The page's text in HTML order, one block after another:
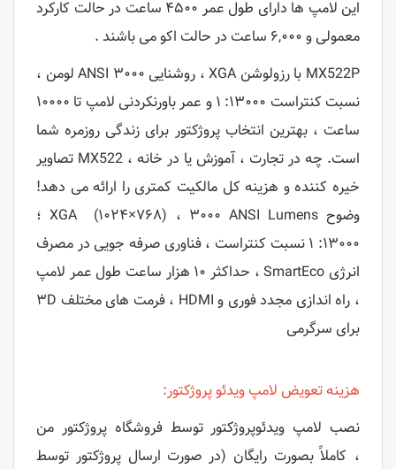
این لامپ ها دارای طول عمر ۴۵۰۰ ساعت در حالت کارکرد
معمولی و ۶,۰۰۰ ساعت در حالت اکو می باشند .
MX522P با رزولوشن XGA ، روشنایی ۳۰۰۰ ANSI لومن ،
نسبت کنتراست ۱۳۰۰۰: ۱ و عمر باورنکردنی لامپ تا ۱۰۰۰۰
ساعت ، بهترین انتخاب پروژکتور برای زندگی روزمره شما
است. چه در تجارت ، آموزش یا در خانه ، MX522 تصاویر
خیره کننده و هزینه کل مالکیت کمتری را ارائه می دهد!
وضوح XGA (۱۰۲۴×۷۶۸) ، ۳۰۰۰ ANSI Lumens ؛
۱۳۰۰۰: ۱ نسبت کنتراست ، فناوری صرفه جویی در مصرف
انرژی SmartEco ، حداکثر ۱۰ هزار ساعت طول عمر لامپ
، راه اندازی مجدد فوری و HDMI ، فرمت های مختلف ۳D
برای سرگرمی
هزینه تعویض لامپ ویدئو پروژکتور:
نصب لامپ ویدئوپروژکتور توسط فروشگاه پروژکتور من
، کاملاً بصورت رایگان (در صورت ارسال پروژکتور توسط